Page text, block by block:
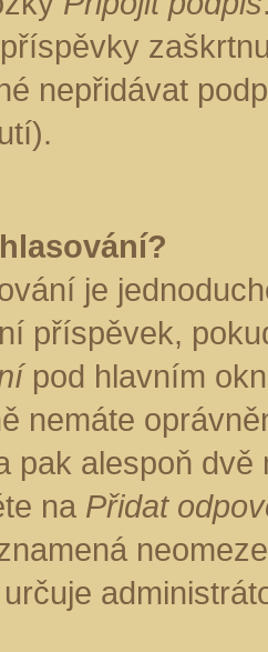
nepřidávat
je
příspěvek,
pod hlavním
nemáte
pak alespoň
na Přidat